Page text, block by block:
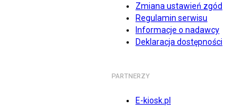
Zmiana ustawień zgód
Regulamin serwisu
Informacje o nadawcy
Deklaracja dostępności
PARTNERZY
E-kiosk.pl